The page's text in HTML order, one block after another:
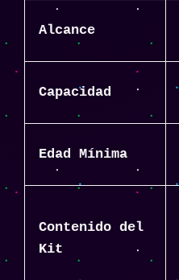
Alcance
Capacidad
Edad Mínima
Contenido del
Kit